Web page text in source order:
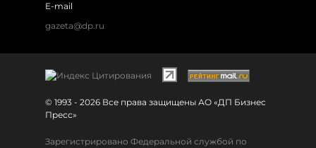
E-mail
gazeta@dp.ru
© 1993 - 2026 Все права защищены АО «ДП Бизнес
Пресс»
Зарегистрировано Федеральной службой по